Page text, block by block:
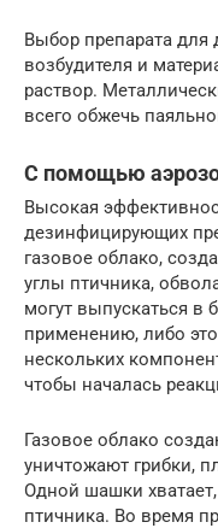
Выбор препарата для
возбудителя и
раствор.
всего обжечь
С помощью
Высокая
дезинфицирующих
газовое облако,
углы птичника,
могут выпускаться в
применению, либо
нескольких
чтобы началась
Газовое облако
уничтожают грибки,
Одной шашки
птичника. Во время